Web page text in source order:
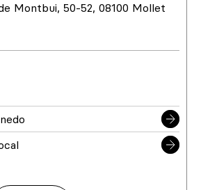
Montbui, 50-52, 08100 Mollet